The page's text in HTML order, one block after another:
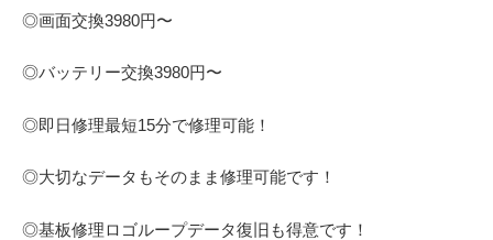
◎画面交換3980円〜
◎バッテリー交換3980円〜
◎即日修理最短15分で修理可能！
◎大切なデータもそのまま修理可能です！
◎基板修理ロゴループデータ復旧も得意です！